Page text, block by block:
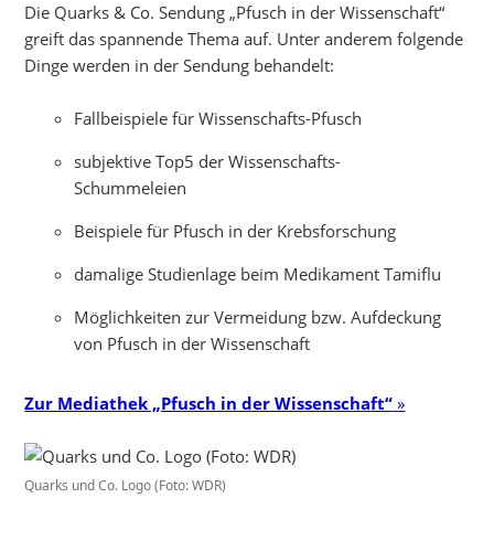
Die Quarks & Co. Sendung „Pfusch in der Wissenschaft“
greift das spannende Thema auf. Unter anderem folgende
Dinge werden in der Sendung behandelt:
Fallbeispiele für Wissenschafts-Pfusch
subjektive Top5 der Wissenschafts-
Schummeleien
Beispiele für Pfusch in der Krebsforschung
damalige Studienlage beim Medikament Tamiflu
Möglichkeiten zur Vermeidung bzw. Aufdeckung
von Pfusch in der Wissenschaft
Zur Mediathek „Pfusch in der Wissenschaft“ »
Quarks und Co. Logo (Foto: WDR)